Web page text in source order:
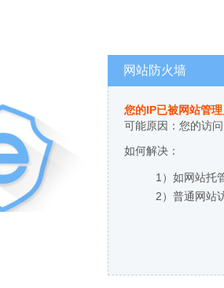
网站防火墙
您的IP已被网站管
可能原因：您的访
如何解决：
1）如网站托
2）普通网站